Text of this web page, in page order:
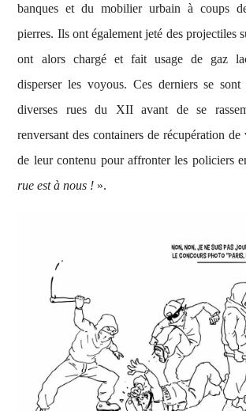
banques et du mobilier urbain à coups
pierres. Ils ont également jeté des projectiles
ont alors chargé et fait usage de gaz
disperser les voyous. Ces derniers se
diverses rues du XII avant de se
renversant des containers de récupération de
de leur contenu pour affronter les policiers
rue est à nous ! ».